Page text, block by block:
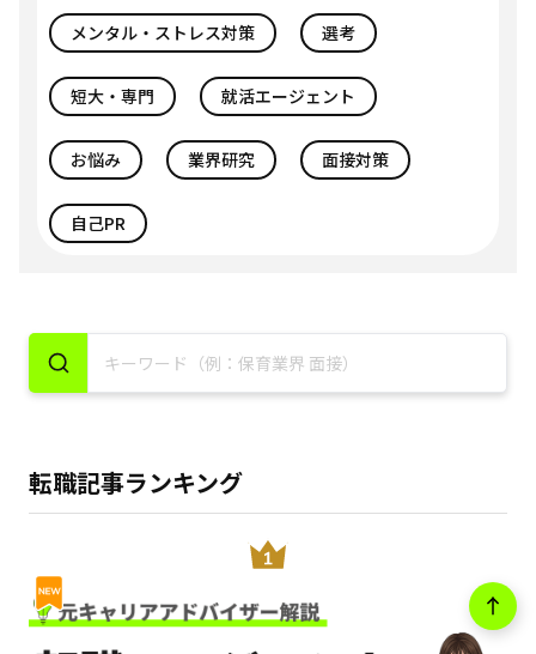
メンタル・ストレス対策 選考
短大・専門 就活エージェント
お悩み 業界研究 面接対策
自己PR
転職記事ランキング